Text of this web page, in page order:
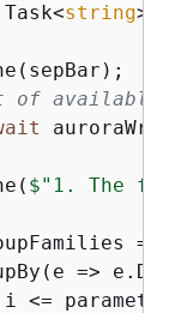
Task<string>
available
$"1. The
=
=>
<=